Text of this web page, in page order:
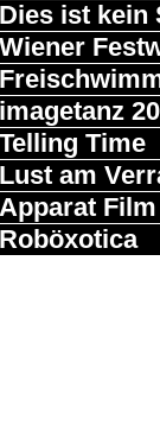
Dies ist kein
Wiener
imagetanz
Telling Time
Lust am
Apparat Film
Roböxotica